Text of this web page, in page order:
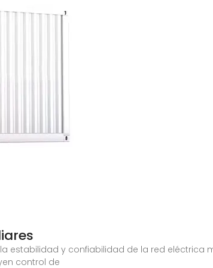
estabilidad y confiabilidad de la red eléctrica
control de